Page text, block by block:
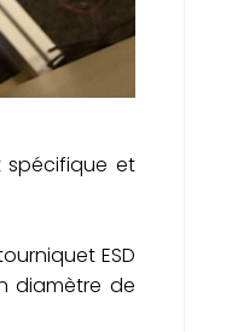
spécifique et
ESD
diamètre de